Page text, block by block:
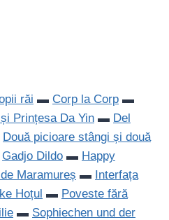
răi ▬ Corp la Corp ▬
Prințesa Da Yin ▬ Del
Două picioare stângi și două
Gadjo Dildo ▬ Happy
Maramureș ▬ Interfața
Hoțul ▬ Poveste fără
▬ Sophiechen und der